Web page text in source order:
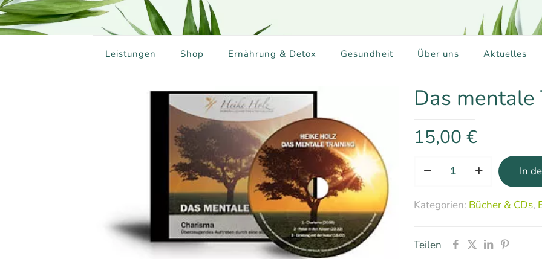
Leistungen Shop Ernährung & Detox Gesundheit Über uns Aktuelles
Das mentale
15,00 €
Training
In
Kategorien: Bücher & CDs,
Teilen